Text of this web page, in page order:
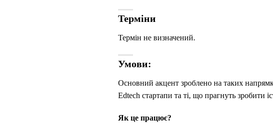
Терміни
Термін не визначений.
Умови:
Основний акцент зроблено на таких
Edtech стартапи та ті, що прагнуть зробити
Як це працює?